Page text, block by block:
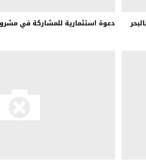
دعوة استثمارية للمشاركة في